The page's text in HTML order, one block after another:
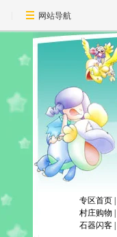
网站导航
专区首页
村庄购物
石器闪客